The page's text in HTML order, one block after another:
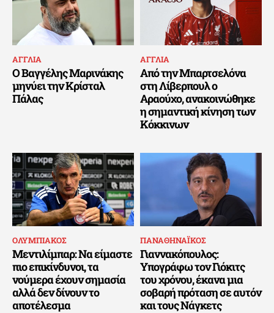
ΑΓΓΛΙΑ
Ο Βαγγέλης Μαρινάκης
μηνύει την Κρίσταλ
Πάλας
ΑΓΓΛΙΑ
Από την Μπαρτσελόνα
στη Λίβερπουλ ο
Αραούχο, ανακοινώθηκε
η σημαντική κίνηση των
Κόκκινων
ΟΛΥΜΠΙΑΚΟΣ
Μεντιλίμπαρ: Να είμαστε
πιο επικίνδυνοι, τα
νούμερα έχουν σημασία
αλλά δεν δίνουν το
αποτέλεσμα
ΠΑΝΑΘΗΝΑΪΚΟΣ
Γιαννακόπουλος:
Υπογράφω τον Γιόκιτς
του χρόνου, έκανα μια
σοβαρή πρόταση σε αυτόν
και τους Νάγκετς